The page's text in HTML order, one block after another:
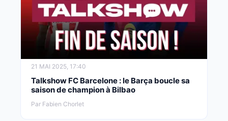
21 MAI 2025, 17:40
Talkshow FC Barcelone : le Barça boucle sa
saison de champion à Bilbao
Par Fabien Chorlet